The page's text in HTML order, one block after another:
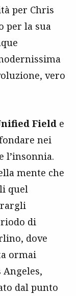
per Chris
per la sua
vero
Field e
nei
l’insonnia.
mente che
quel
di
dove
ormai
dal punto